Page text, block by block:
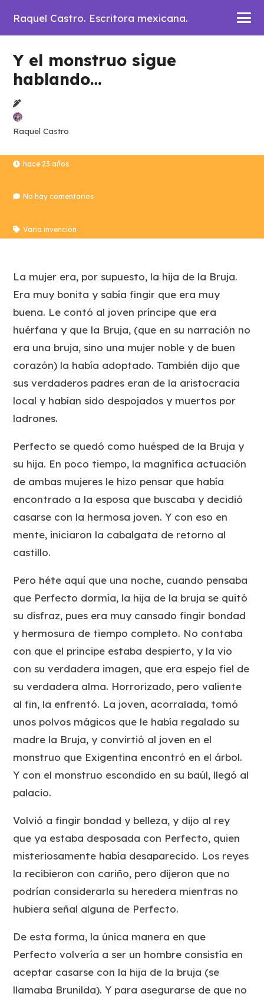
Raquel Castro. Escritora mexicana.
Y el monstruo sigue
hablando…
Raquel Castro
hace 23 años
No hay comentarios
Varia invención
La mujer era, por supuesto, la hija de la Bruja.
Era muy bonita y sabía fingir que era muy
buena. Le contó al joven príncipe que era
huérfana y que la Bruja, (que en su narración no
era una bruja, sino una mujer noble y de buen
corazón) la había adoptado. También dijo que
sus verdaderos padres eran de la aristocracia
local y habían sido despojados y muertos por
ladrones.
Perfecto se quedó como huésped de la Bruja y
su hija. En poco tiempo, la magnífica actuación
de ambas mujeres le hizo pensar que había
encontrado a la esposa que buscaba y decidió
casarse con la hermosa joven. Y con eso en
mente, iniciaron la cabalgata de retorno al
castillo.
Pero héte aquí que una noche, cuando pensaba
que Perfecto dormía, la hija de la bruja se quitó
su disfraz, pues era muy cansado fingir bondad
y hermosura de tiempo completo. No contaba
con que el principe estaba despierto, y la vio
con su verdadera imagen, que era espejo fiel de
su verdadera alma. Horrorizado, pero valiente
al fin, la enfrentó. La joven, acorralada, tomó
unos polvos mágicos que le había regalado su
madre la Bruja, y convirtió al joven en el
monstruo que Exigentina encontró en el árbol.
Y con el monstruo escondido en su baúl, llegó al
palacio.
Volvió a fingir bondad y belleza, y dijo al rey
que ya estaba desposada con Perfecto, quien
misteriosamente había desaparecido. Los reyes
la recibieron con cariño, pero dijeron que no
podrían considerarla su heredera mientras no
hubiera señal alguna de Perfecto.
De esta forma, la única manera en que
Perfecto volvería a ser un hombre consistía en
aceptar casarse con la hija de la bruja (se
llamaba Brunilda). Y para asegurarse de que no